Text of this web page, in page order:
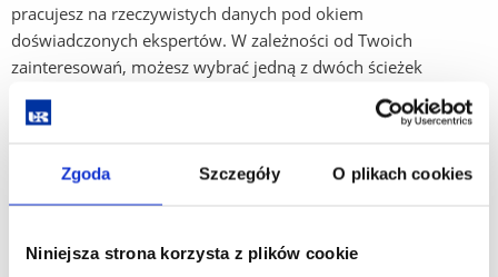
Zgoda Szczegóły O plikach cookies
Niniejsza strona korzysta z plików cookie
pracujesz na rzeczywistych danych pod okiem
doświadczonych ekspertów. W zależności od Twoich
zainteresowań, możesz wybrać jedną z dwóch ścieżek
kształcenia:
, gdzie
nauczysz się tworzyć systemy wspomagające diagnostykę
w przemyśle, skupioną na rozwiązaniach dla Przemysłu 4.0,
automatyzacji oraz analizie danych technicznych w branży